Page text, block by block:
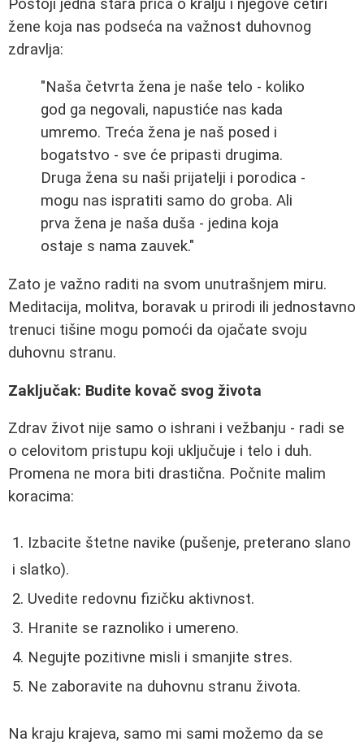
Postoji jedna stara priča o kralju i njegove četiri
žene koja nas podseća na važnost duhovnog
zdravlja:
"Naša četvrta žena je naše telo - koliko
god ga negovali, napustiće nas kada
umremo. Treća žena je naš posed i
bogatstvo - sve će pripasti drugima.
Druga žena su naši prijatelji i porodica -
mogu nas ispratiti samo do groba. Ali
prva žena je naša duša - jedina koja
ostaje s nama zauvek."
Zato je važno raditi na svom unutrašnjem miru.
Meditacija, molitva, boravak u prirodi ili jednostavno
trenuci tišine mogu pomoći da ojačate svoju
duhovnu stranu.
Zaključak: Budite kovač svog života
Zdrav život nije samo o ishrani i vežbanju - radi se
o celovitom pristupu koji uključuje i telo i duh.
Promena ne mora biti drastična. Počnite malim
koracima:
Izbacite štetne navike (pušenje, preterano slano
i slatko).
Uvedite redovnu fizičku aktivnost.
Hranite se raznoliko i umereno.
Negujte pozitivne misli i smanjite stres.
Ne zaboravite na duhovnu stranu života.
Na kraju krajeva, samo mi sami možemo da se